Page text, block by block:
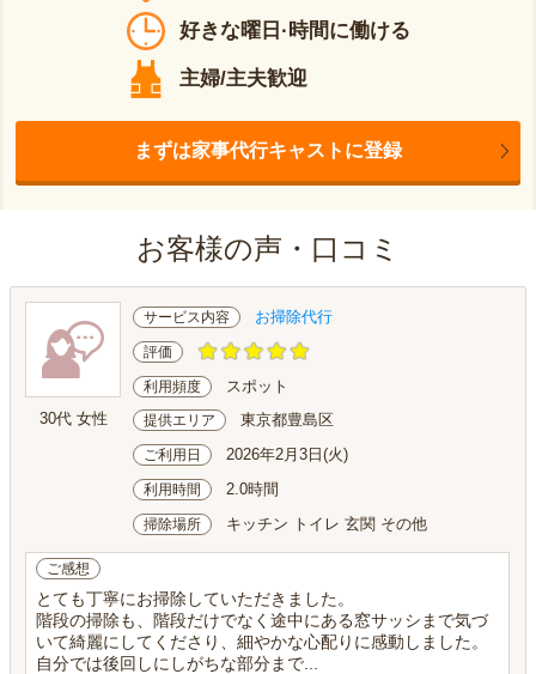
好きな曜日·時間に働ける
主婦/主夫歓迎
まずは家事代行キャストに登録
お客様の声・口コミ
30代 女性
サービス内容 お掃除代行
評価
利用頻度 スポット
提供エリア 東京都豊島区
ご利用日 2026年2月3日(火)
利用時間 2.0時間
掃除場所 キッチン トイレ 玄関 その他
ご感想
とても丁寧にお掃除していただきました。
階段の掃除も、階段だけでなく途中にある窓サッシまで気づ
いて綺麗にしてくださり、細やかな心配りに感動しました。
自分では後回しにしがちな部分まで...